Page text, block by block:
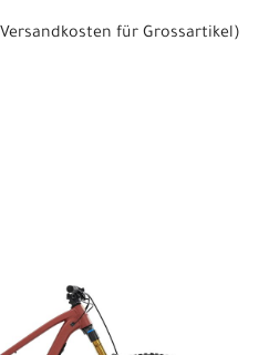
Versandkosten für Grossartikel)